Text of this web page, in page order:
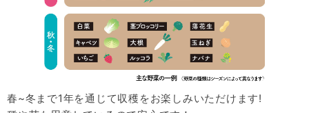
春~冬まで1年を通じて収穫をお楽しみいただけます!